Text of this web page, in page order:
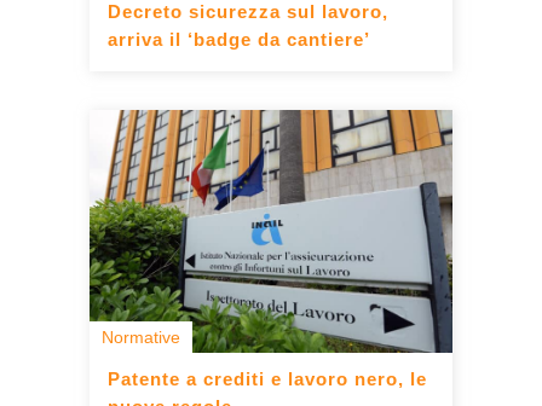
Decreto sicurezza sul lavoro,
arriva il ‘badge da cantiere’
Normative
Patente a crediti e lavoro nero, le